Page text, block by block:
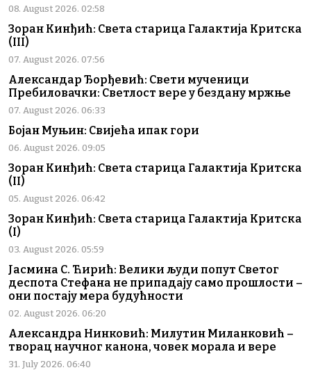
08. August 2026. 02:58
Зоран Кинђић: Света старица Галактија Критска
(III)
07. August 2026. 07:56
Александар Ђорђевић: Свети мученици
Пребиловачки: Светлост вере у бездану мржње
07. August 2026. 06:33
Бојан Муњин: Свијећа ипак гори
06. August 2026. 09:05
Зоран Кинђић: Света старица Галактија Критска
(II)
05. August 2026. 06:42
Зоран Кинђић: Света старица Галактија Критска
(I)
03. August 2026. 05:59
Јасмина С. Ћирић: Велики људи попут Светог
деспота Стефана не припадају само прошлости –
они постају мера будућности
02. August 2026. 06:20
Александра Нинковић: Милутин Миланковић –
творац научног канона, човек морала и вере
31. July 2026. 06:40